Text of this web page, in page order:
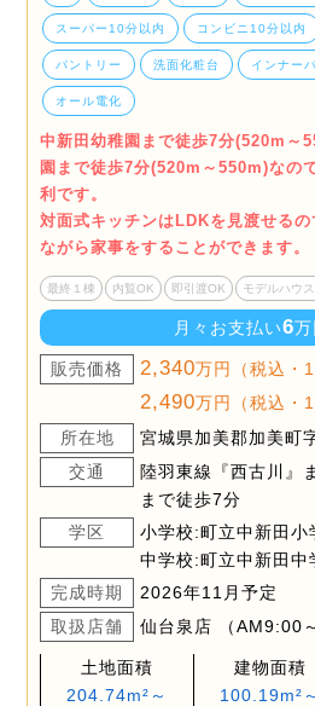
スーパー10分以内 コンビニ10分以内
パントリー 洗面化粧台 インナー
オール電化
中新田幼稚園まで徒歩7分(520m～
園まで徒歩7分(520m～550m)なの
利です。
対面式キッチンはLDKを見渡せる
ながら家事をすることができます。
最終１棟 内覧OK 即引渡OK モデルハウ
月々お支払い6万
販売価格 2,340万円（税込・
2,490万円（税込・1
所在地
宮城県加美郡加美町
交通
陸羽東線『西古川』
まで徒歩7分
学区
小学校:町立中新田小
中学校:町立中新田中
完成時期
2026年11月予定
取扱店舗
仙台泉店 （AM9:00
土地面積
204.74m²～
建物面積
100.19m²～